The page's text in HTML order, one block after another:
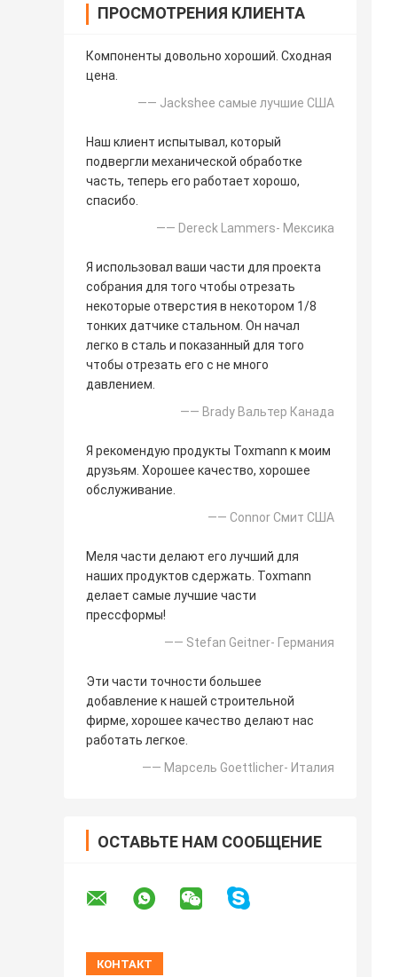
ПРОСМОТРЕНИЯ КЛИЕНТА
Компоненты довольно хороший. Сходная
цена.
—— Jackshee самые лучшие США
Наш клиент испытывал, который
подвергли механической обработке
часть, теперь его работает хорошо,
спасибо.
—— Dereck Lammers- Мексика
Я использовал ваши части для проекта
собрания для того чтобы отрезать
некоторые отверстия в некотором 1/8
тонких датчике стальном. Он начал
легко в сталь и показанный для того
чтобы отрезать его с не много
давлением.
—— Brady Вальтер Канада
Я рекомендую продукты Toxmann к моим
друзьям. Хорошее качество, хорошее
обслуживание.
—— Connor Смит США
Меля части делают его лучший для
наших продуктов сдержать. Toxmann
делает самые лучшие части
прессформы!
—— Stefan Geitner- Германия
Эти части точности большее
добавление к нашей строительной
фирме, хорошее качество делают нас
работать легкое.
—— Марсель Goettlicher- Италия
ОСТАВЬТЕ НАМ СООБЩЕНИЕ